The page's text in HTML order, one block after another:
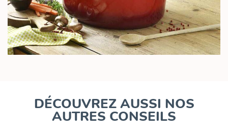
DÉCOUVREZ AUSSI NOS
AUTRES CONSEILS